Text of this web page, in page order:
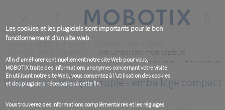
Les cookies et les plugiciels sont importants pour le bon
fonctionnement d'un site web.
Afin d'améliorer continuellement notre site Web pour vous,
MOBOTIX traite des informations anonymes concernant votre visite.
En utilisant notre site Web, vous consentez à l'utilisation des cookies
et des plugiciels nécessaires à cette fin.
Vous trouverez des informations complémentaires et les réglages
content
Anti-vandalisme multi-capteurs
MOBOTIX MOVE Vandal Multisensor Camera
Vue d'ensemble quadruple - emballage compact